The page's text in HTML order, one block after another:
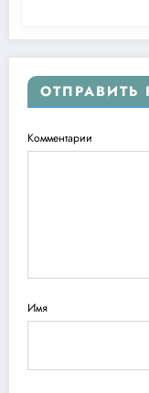
ОТПРАВИТЬ
Комментарии
Имя